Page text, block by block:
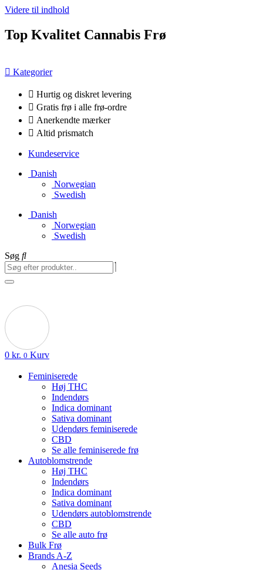
Videre til indhold
Top Kvalitet Cannabis Frø
Kategorier
Hurtig og diskret levering
Gratis frø i alle frø-ordre
Anerkendte mærker
Altid prismatch
Kundeservice
Danish
Norwegian
Swedish
Danish
Norwegian
Swedish
Søg
0 kr. 0 Kurv
Feminiserede
Høj THC
Indendørs
Indica dominant
Sativa dominant
Udendørs feminiserede
CBD
Se alle feminiserede frø
Autoblomstrende
Høj THC
Indendørs
Indica dominant
Sativa dominant
Udendørs autoblomstrende
CBD
Se alle auto frø
Bulk Frø
Brands A-Z
Anesia Seeds